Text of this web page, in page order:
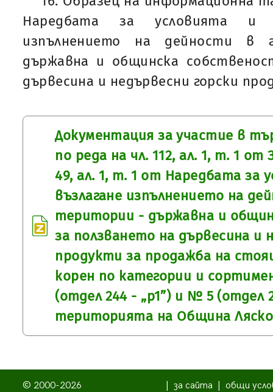
Наредбата за условията и
изпълнението на дейности в
държавна и общинска
дървесина и недървесни горски
Документация за участие в
по реда на чл. 112, ал. 1, т. 1 от
49, ал. 1, т. 1 от Наредбата за
възлагане изпълнението на
територии - държавна и
за ползването на дървесина и
продукти за продажба на
корен по категории и
(отдел 244 - „р1”) и № 5 (отдел
територията на Община
© 2000-2026
за сайта
общи